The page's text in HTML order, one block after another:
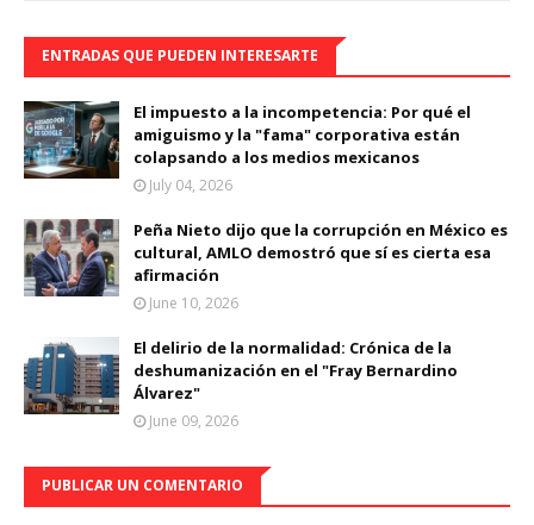
ENTRADAS QUE PUEDEN INTERESARTE
El impuesto a la incompetencia: Por qué el
amiguismo y la "fama" corporativa están
colapsando a los medios mexicanos
July 04, 2026
Peña Nieto dijo que la corrupción en México es
cultural, AMLO demostró que sí es cierta esa
afirmación
June 10, 2026
El delirio de la normalidad: Crónica de la
deshumanización en el "Fray Bernardino
Álvarez"
June 09, 2026
PUBLICAR UN COMENTARIO